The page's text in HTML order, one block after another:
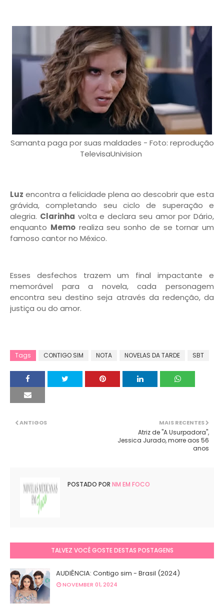
Samanta paga por suas maldades - Foto: reprodução
TelevisaUnivision
Luz encontra a felicidade plena ao descobrir que esta
grávida, completando seu ciclo de superação e
alegria. Clarinha volta e declara seu amor por Dário,
enquanto Memorealiza seu sonho de se tornar um
famoso cantor no México.
Esses desfechos trazem um final impactante e
memorável para a novela, cada personagem
encontra seu destino seja através da redenção, da
justiça ou do amor.
Tags CONTIGO SIM NOTA NOVELAS DA TARDE SBT
MAIS RECENTES
Atriz de "A Usurpadora",
Jessica Jurado, morre aos 56
anos
ANTIGOS
POSTADO POR NM EM FOCO
TALVEZ VOCÊ GOSTE DESTAS POSTAGENS
AUDIÊNCIA: Contigo sim - Brasil (2024)
NOVEMBER 01, 2024